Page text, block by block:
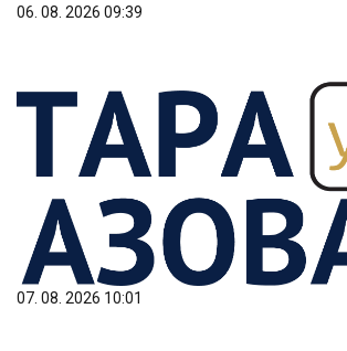
06. 08. 2026 09:39
07. 08. 2026 10:01